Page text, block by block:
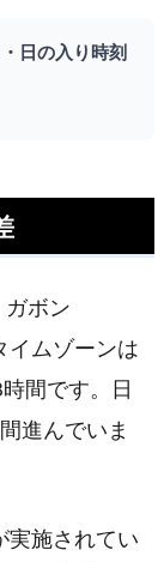
日の入り時刻
ボン
イムゾーンは
間です。日
進んでいま
実施されてい